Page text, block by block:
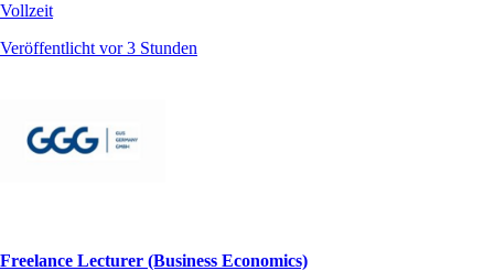
Vollzeit
Veröffentlicht vor 3 Stunden
Freelance Lecturer (Business Economics)